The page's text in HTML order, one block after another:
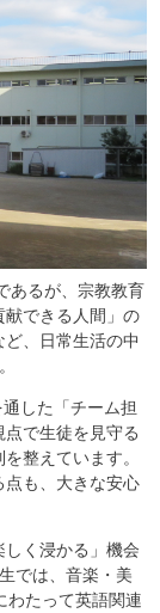
あるが、宗教教育
献できる人間」の
、日常生活の中
した「チーム担
で生徒を見守る
整えています。
点も、大きな安心
く浸かる」機会
では、音楽・美
わたって英語関連